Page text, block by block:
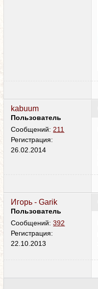
kabuum
Пользователь
Сообщений:211
Регистрация:
26.02.2014
Игорь - Garik
Пользователь
Сообщений:392
Регистрация:
22.10.2013